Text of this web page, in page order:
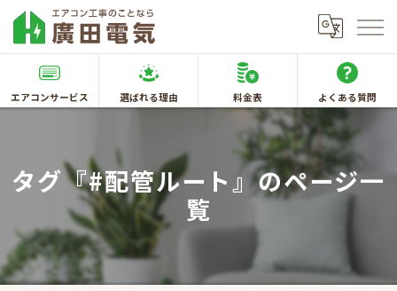
エアコンサービス 選ばれる理由 料金表 よくある質問
タグ『#配管ルート』のページ一
覧